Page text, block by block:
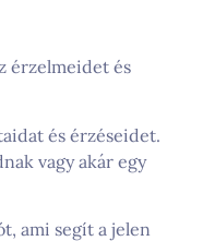
érzelmeidet és
és érzéseidet.
vagy akár egy
ami segít a jelen